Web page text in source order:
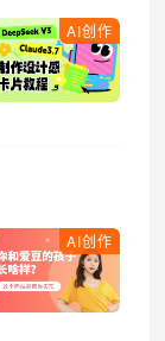
AI创作
AI创作